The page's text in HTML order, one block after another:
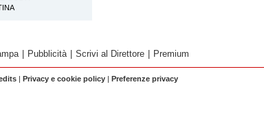
Pubblicità Scrivi al Direttore Premium
| Privacy e cookie policy | Preferenze privacy